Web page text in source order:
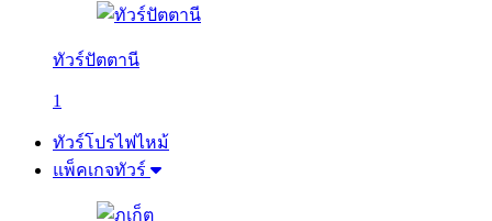
ทัวร์ปัตตานี
1
ทัวร์โปรไฟไหม้
แพ็คเกจทัวร์